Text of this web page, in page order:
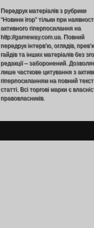
Передрук матеріалів з рубрики
“Новини ігор” тільки при
активного гіперпосилання на
http://gameway.com.ua. Повний
передрук інтерв’ю, оглядів,
гайдів та інших матеріалів без
редакції – заборонений.
лише часткове цитування з
гіперпосиланням на повний текст
статті. Всі торгові марки є
правовласників.